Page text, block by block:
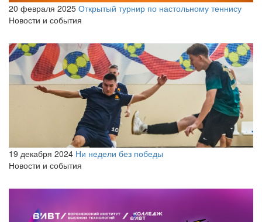
20 февраля 2025 Открытый турнир по настольному теннису
Новости и события
19 декабря 2024 Ни недели без победы
Новости и события